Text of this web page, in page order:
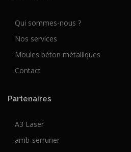
Qui sommes-nous ?
Nos services
Moules béton métalliques
Contact
Partenaires
A3 Laser
amb-serrurier